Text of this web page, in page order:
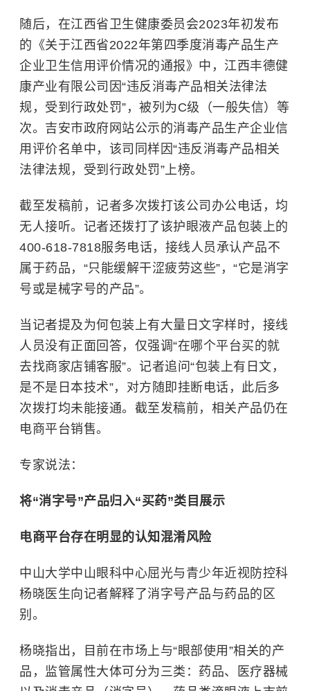
随后，在江西省卫生健康委员会2023年初发布
的《关于江西省2022年第四季度消毒产品生产
企业卫生信用评价情况的通报》中，江西丰德健
康产业有限公司因“违反消毒产品相关法律法
规，受到行政处罚”，被列为C级（一般失信）等
次。吉安市政府网站公示的消毒产品生产企业信
用评价名单中，该司同样因“违反消毒产品相关
法律法规，受到行政处罚”上榜。
截至发稿前，记者多次拨打该公司办公电话，均
无人接听。记者还拨打了该护眼液产品包装上的
400-618-7818服务电话，接线人员承认产品不
属于药品，“只能缓解干涩疲劳这些”，“它是消字
号或是械字号的产品”。
当记者提及为何包装上有大量日文字样时，接线
人员没有正面回答，仅强调“在哪个平台买的就
去找商家店铺客服”。记者追问“包装上有日文，
是不是日本技术”，对方随即挂断电话，此后多
次拨打均未能接通。截至发稿前，相关产品仍在
电商平台销售。
专家说法：
将“消字号”产品归入“买药”类目展示
电商平台存在明显的认知混淆风险
中山大学中山眼科中心屈光与青少年近视防控科
杨晓医生向记者解释了消字号产品与药品的区
别。
杨晓指出，目前在市场上与“眼部使用”相关的产
品，监管属性大体可分为三类：药品、医疗器械